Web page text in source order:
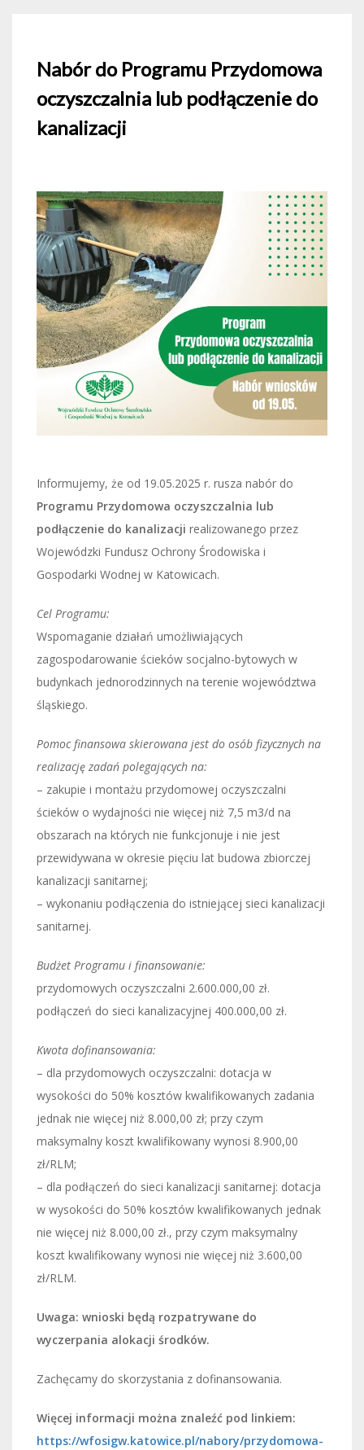
Nabór do Programu Przydomowa
oczyszczalnia lub podłączenie do
kanalizacji
Informujemy, że od 19.05.2025 r. rusza nabór do
Programu Przydomowa oczyszczalnia lub
podłączenie do kanalizacji realizowanego przez
Wojewódzki Fundusz Ochrony Środowiska i
Gospodarki Wodnej w Katowicach.
Cel Programu:
Wspomaganie działań umożliwiających
zagospodarowanie ścieków socjalno-bytowych w
budynkach jednorodzinnych na terenie województwa
śląskiego.
Pomoc finansowa skierowana jest do osób fizycznych na
realizację zadań polegających na:
– zakupie i montażu przydomowej oczyszczalni
ścieków o wydajności nie więcej niż 7,5 m3/d na
obszarach na których nie funkcjonuje i nie jest
przewidywana w okresie pięciu lat budowa zbiorczej
kanalizacji sanitarnej;
– wykonaniu podłączenia do istniejącej sieci kanalizacji
sanitarnej.
Budżet Programu i finansowanie:
przydomowych oczyszczalni 2.600.000,00 zł.
podłączeń do sieci kanalizacyjnej 400.000,00 zł.
Kwota dofinansowania:
– dla przydomowych oczyszczalni: dotacja w
wysokości do 50% kosztów kwalifikowanych zadania
jednak nie więcej niż 8.000,00 zł; przy czym
maksymalny koszt kwalifikowany wynosi 8.900,00
zł/RLM;
– dla podłączeń do sieci kanalizacji sanitarnej: dotacja
w wysokości do 50% kosztów kwalifikowanych jednak
nie więcej niż 8.000,00 zł., przy czym maksymalny
koszt kwalifikowany wynosi nie więcej niż 3.600,00
zł/RLM.
Uwaga: wnioski będą rozpatrywane do
wyczerpania alokacji środków.
Zachęcamy do skorzystania z dofinansowania.
Więcej informacji można znaleźć pod linkiem:
https://wfosigw.katowice.pl/nabory/przydomowa-